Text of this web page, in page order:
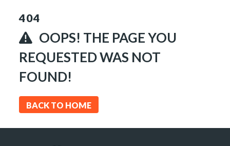
404
OOPS! THE PAGE YOU
REQUESTED WAS NOT
FOUND!
BACK TO HOME